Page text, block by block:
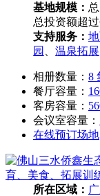
基地规模：
总投资额超过
支持服务：
园
温泉拓展
相册数量： 8
餐厅容量：
客房容量：
会议室容量：
在线预订场地
所在区域：